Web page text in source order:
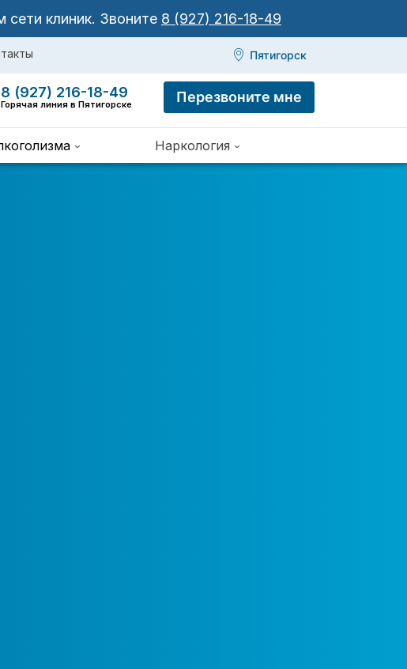
клиник. Звоните 8 (927) 216-18-49
Пятигорск
8 (927) 216-18-49
Горячая линия в Пятигорске Перезвоните мне
Наркология